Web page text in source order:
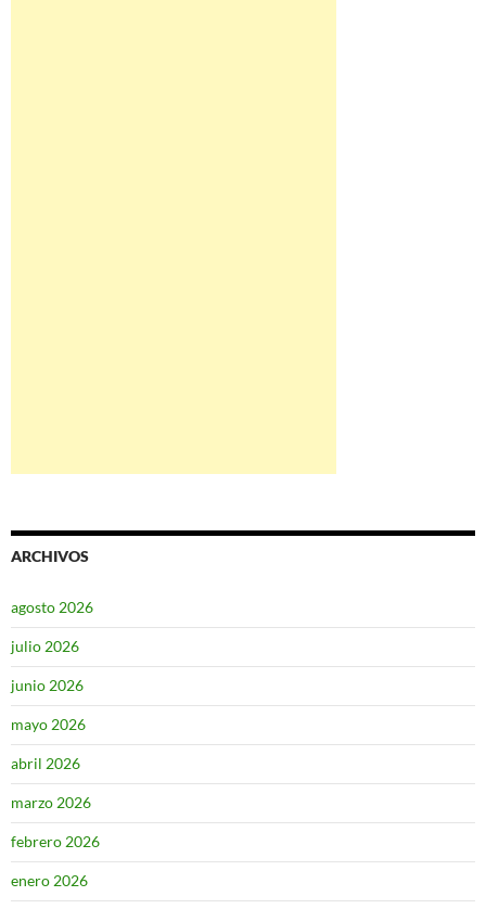
ARCHIVOS
agosto 2026
julio 2026
junio 2026
mayo 2026
abril 2026
marzo 2026
febrero 2026
enero 2026